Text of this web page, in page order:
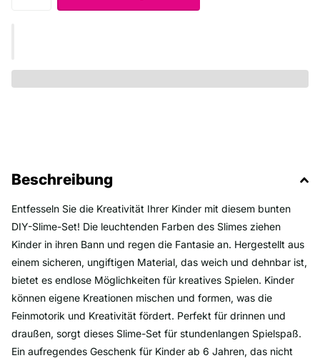
Beschreibung
Entfesseln Sie die Kreativität Ihrer Kinder mit diesem bunten
DIY-Slime-Set! Die leuchtenden Farben des Slimes ziehen
Kinder in ihren Bann und regen die Fantasie an. Hergestellt aus
einem sicheren, ungiftigen Material, das weich und dehnbar ist,
bietet es endlose Möglichkeiten für kreatives Spielen. Kinder
können eigene Kreationen mischen und formen, was die
Feinmotorik und Kreativität fördert. Perfekt für drinnen und
draußen, sorgt dieses Slime-Set für stundenlangen Spielspaß.
Ein aufregendes Geschenk für Kinder ab 6 Jahren, das nicht